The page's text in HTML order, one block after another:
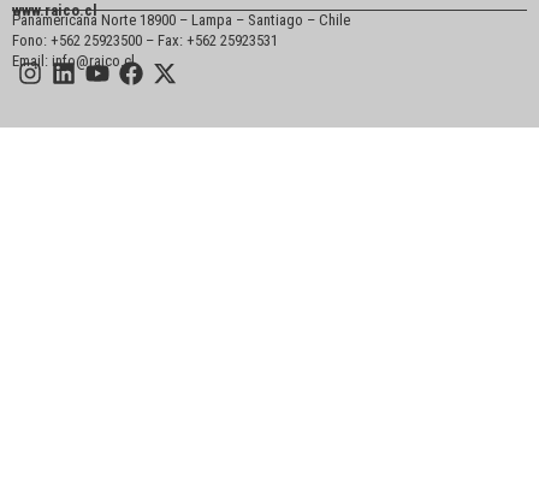
www.raico.cl
Panamericana Norte 18900 – Lampa – Santiago – Chile
Fono: +562 25923500 – Fax: +562 25923531
Email: info@raico.cl